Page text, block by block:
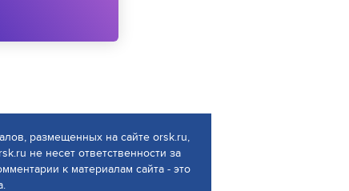
размещенных на сайте orsk.ru,
не несет ответственности за
к материалам сайта - это